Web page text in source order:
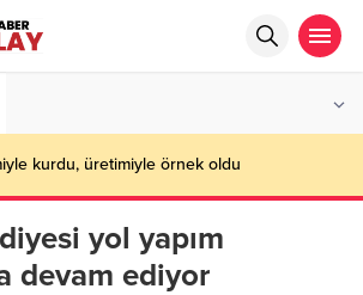
kurdu, üretimiyle örnek oldu
yol yapım
devam ediyor